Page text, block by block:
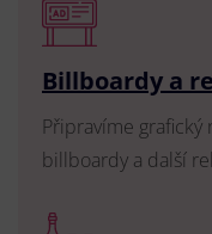
Billboardy a
Připravíme grafický
billboardy a další